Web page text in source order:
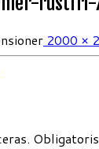
2000 ×